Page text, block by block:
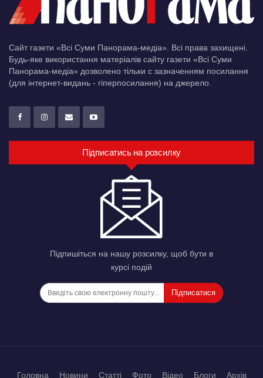
Сайт газети «Всі Суми Панорама-медіа». Всі права захищені.
Будь-яке використання матеріалів сайту газети «Всі Суми
Панорама-медіа» дозволено тільки c зазначенням посилання
(для інтернет-видань - гіперпосилання) на джерело.
Підписатись на розсилку
Підпишіться на нашу розсилку, щоб бути в
курсі подій
Підписатися
Головна Новини Статті Фото Відео Блоги Архів